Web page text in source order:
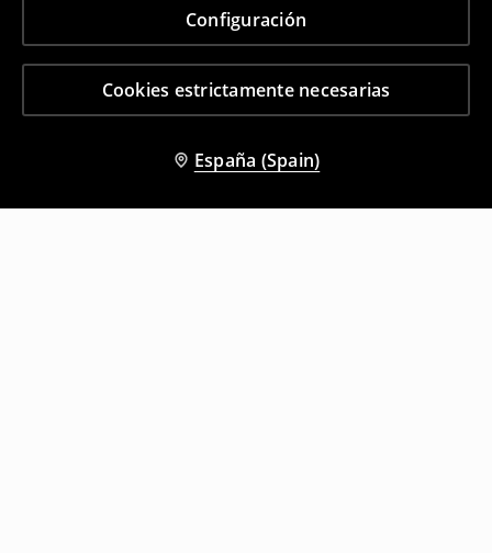
Cookies estrictamente necesarias
Configuración
España (Spain)